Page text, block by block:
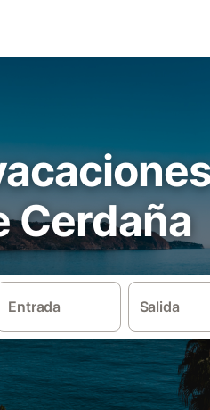
Cerdaña
Entrada Salida